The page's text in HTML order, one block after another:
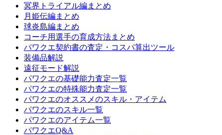
冥界トライアル編まとめ
月姫伝編まとめ
球炎島編まとめ
コーチ用選手の育成方法まとめ
パワクエ契約書の査定・コスパ算出ツール
装備品解説
遠征モード解説
パワクエの基礎能力査定一覧
パワクエの特殊能力査定一覧
パワクエのオススメのスキル・アイテム
パワクエのスキル一覧
パワクエのアイテム一覧
パワクエQ&A